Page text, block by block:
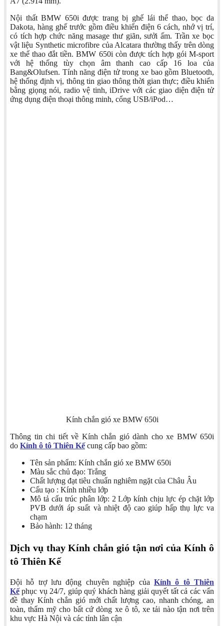
Nội thất BMW 650i được trang bị ghế lái thể thao, bọc da
Dakota, hàng ghế trước gồm điều khiển điện 6 cách, nhớ vị trí,
có tích hợp chức năng masage thư giãn, sưởi ấm. Trần xe bọc
vật liệu Synthetic microfibre của Alcatara thường thấy trên dòng
xe thể thao đắt tiền. BMW 650i còn được tích hợp gói M-sport
với hệ thống tùy chọn âm thanh cao cấp 16 loa của
Bang&Olufsen. Tính năng điện tử trong xe bao gồm Bluetooth,
hệ thống định vị, thông tin giao thông thời gian thực; điều khiển
bằng giọng nói, radio vệ tinh, iDrive với các giao diện điện tử
ứng dụng điện thoại thông minh, cổng USB/iPod…
Kính chắn gió xe BMW 650i
Thông tin chi tiết về Kính chắn gió dành cho xe BMW 650i
do Kính ô tô Thiên Kếcung cấp bao gồm:
Tên sản phẩm: Kính chắn gió xe BMW 650i
Màu sắc chủ đạo: Trắng
Chất lượng đạt tiêu chuẩn nghiêm ngặt của Châu Âu
Cấu tạo : Kính nhiều lớp
Mô tả cấu trúc phân lớp: 2 Lớp kính chịu lực ép chặt lớp
PVB dưới áp suất và nhiệt độ cao giúp hấp thụ lực va
chạm
Bảo hành: 12 tháng
Dịch vụ thay Kính chắn gió tận nơi của Kính ô
tô Thiên Kế
Đội hỗ trợ lưu động chuyên nghiệp của Kính ô tô Thiên
Kếphục vụ 24/7, giúp quý khách hàng giải quyết tất cả các vấn
đề thay Kính chắn gió mới chất lượng cao, nhanh chóng, an
toàn, thẩm mỹ cho bất cứ dòng xe ô tô, xe tải nào tận nơi trên
khu vực Hà Nội và các tỉnh lân cận